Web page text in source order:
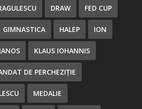
DRAW FED CUP
GIMNASTICA HALEP ION
JANOS KLAUS IOHANNIS
DE PERCHEZIȚIE
MEDALIE